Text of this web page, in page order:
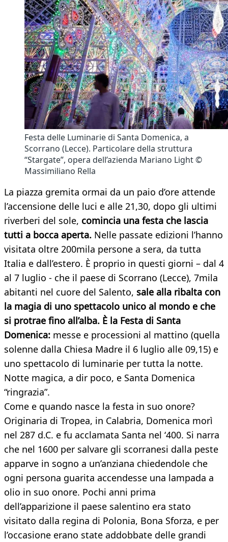
Festa delle Luminarie di Santa Domenica, a
Scorrano (Lecce). Particolare della struttura
“Stargate”, opera dell’azienda Mariano Light ©
Massimiliano Rella
La piazza gremita ormai da un paio d’ore attende
l’accensione delle luci e alle 21,30, dopo gli ultimi
riverberi del sole, comincia una festa che lascia
tutti a bocca aperta. Nelle passate edizioni l’hanno
visitata oltre 200mila persone a sera, da tutta
Italia e dall’estero. È proprio in questi giorni – dal 4
al 7 luglio - che il paese di Scorrano (Lecce), 7mila
abitanti nel cuore del Salento, sale alla ribalta con
la magia di uno spettacolo unico al mondo e che
si protrae fino all’alba. È la Festa di Santa
Domenica: messe e processioni al mattino (quella
solenne dalla Chiesa Madre il 6 luglio alle 09,15) e
uno spettacolo di luminarie per tutta la notte.
Notte magica, a dir poco, e Santa Domenica
“ringrazia”.
Come e quando nasce la festa in suo onore?
Originaria di Tropea, in Calabria, Domenica morì
nel 287 d.C. e fu acclamata Santa nel ‘400. Si narra
che nel 1600 per salvare gli scorranesi dalla peste
apparve in sogno a un’anziana chiedendole che
ogni persona guarita accendesse una lampada a
olio in suo onore. Pochi anni prima
dell’apparizione il paese salentino era stato
visitato dalla regina di Polonia, Bona Sforza, e per
l’occasione erano state addobbate delle grandi